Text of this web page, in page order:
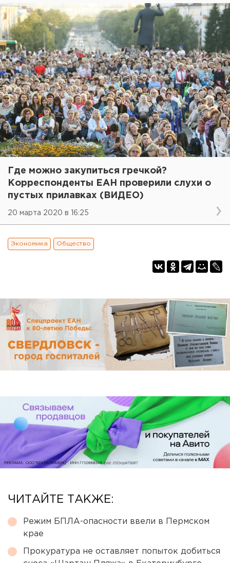
Где можно закупиться гречкой?
Корреспонденты ЕАН проверили слухи о
пустых прилавках (ВИДЕО)
20 марта 2020 в 16:25
Экономика Общество
ЧИТАЙТЕ ТАКЖЕ:
Режим БПЛА-опасности ввели в Пермском
крае
Прокуратура не оставляет попыток добиться